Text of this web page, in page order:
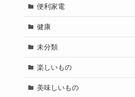
便利家電
健康
未分類
楽しいもの
美味しいもの